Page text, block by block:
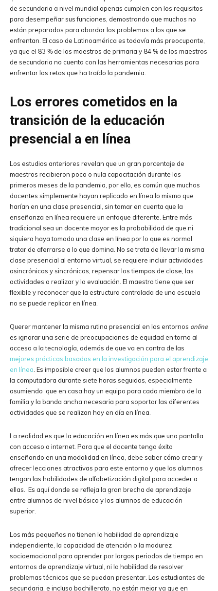
de secundaria a nivel mundial apenas cumplen con los requisitos
para desempeñar sus funciones, demostrando que muchos no
están preparados para abordar los problemas a los que se
enfrentan. El caso de Latinoamérica es todavía más preocupante,
ya que el 83 % de los maestros de primaria y 84 % de los maestros
de secundaria no cuenta con las herramientas necesarias para
enfrentar los retos que ha traído la pandemia.
Los errores cometidos en la
transición de la educación
presencial a en línea
Los estudios anteriores revelan que un gran porcentaje de
maestros recibieron poca o nula capacitación durante los
primeros meses de la pandemia, por ello, es común que muchos
docentes simplemente hayan replicado en línea lo mismo que
harían en una clase presencial, sin tomar en cuenta que la
enseñanza en línea requiere un enfoque diferente. Entre más
tradicional sea un docente mayor es la probabilidad de que ni
siquiera haya tomado una clase en línea por lo que es normal
tratar de aferrarse a lo que domina. No se trata de llevar la misma
clase presencial al entorno virtual, se requiere incluir actividades
asincrónicas y sincrónicas, repensar los tiempos de clase, las
actividades a realizar y la evaluación. El maestro tiene que ser
flexible y reconocer que la estructura controlada de una escuela
no se puede replicar en línea.
Querer mantener la misma rutina presencial en los entornos online
es ignorar una serie de preocupaciones de equidad en torno al
acceso a la tecnología, además de que va en contra de las
mejores prácticas basadas en la investigación para el aprendizaje
en línea. Es imposible creer que los alumnos pueden estar frente a
la computadora durante siete horas seguidas, especialmente
asumiendo que en casa hay un equipo para cada miembro de la
familia y la banda ancha necesaria para soportar las diferentes
actividades que se realizan hoy en día en línea.
La realidad es que la educación en línea es más que una pantalla
con acceso a internet. Para que el docente tenga éxito
enseñando en una modalidad en línea, debe saber cómo crear y
ofrecer lecciones atractivas para este entorno y que los alumnos
tengan las habilidades de alfabetización digital para acceder a
ellas. Es aquí donde se refleja la gran brecha de aprendizaje
entre alumnos de nivel básico y los alumnos de educación
superior.
Los más pequeños no tienen la habilidad de aprendizaje
independiente, la capacidad de atención o la madurez
socioemocional para aprender por largos periodos de tiempo en
entornos de aprendizaje virtual, ni la habilidad de resolver
problemas técnicos que se puedan presentar. Los estudiantes de
secundaria, e incluso bachillerato, no están mejor ya que en